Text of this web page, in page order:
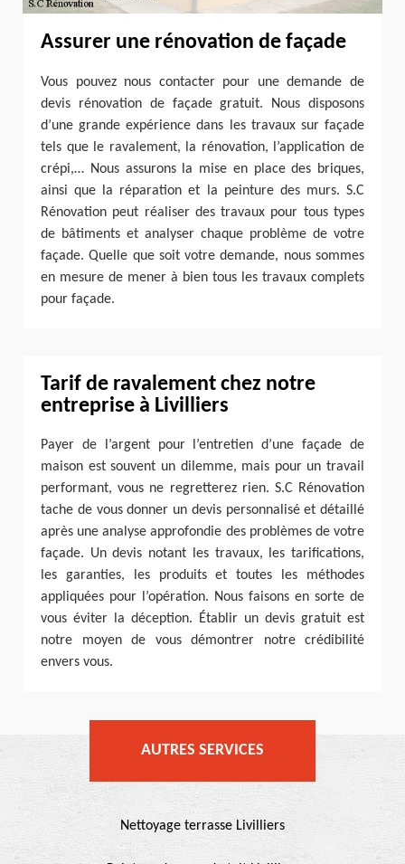
Assurer une rénovation de façade
Vous pouvez nous contacter pour une demande de
devis rénovation de façade gratuit. Nous disposons
d’une grande expérience dans les travaux sur façade
tels que le ravalement, la rénovation, l’application de
crépi,… Nous assurons la mise en place des briques,
ainsi que la réparation et la peinture des murs. S.C
Rénovation peut réaliser des travaux pour tous types
de bâtiments et analyser chaque problème de votre
façade. Quelle que soit votre demande, nous sommes
en mesure de mener à bien tous les travaux complets
pour façade.
Tarif de ravalement chez notre
entreprise à Livilliers
Payer de l’argent pour l’entretien d’une façade de
maison est souvent un dilemme, mais pour un travail
performant, vous ne regretterez rien. S.C Rénovation
tache de vous donner un devis personnalisé et détaillé
après une analyse approfondie des problèmes de votre
façade. Un devis notant les travaux, les tarifications,
les garanties, les produits et toutes les méthodes
appliquées pour l’opération. Nous faisons en sorte de
vous éviter la déception. Établir un devis gratuit est
notre moyen de vous démontrer notre crédibilité
envers vous.
AUTRES SERVICES
Nettoyage terrasse Livilliers